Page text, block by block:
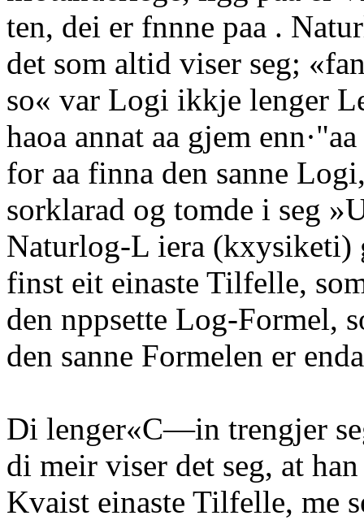
ten, dei er fnnne paa .
det som altid viser seg;
so« var Logi ikkje lenger
haoa annat aa gjem
for aa finna den sanne
sorklarad og tomde i seg
Naturlog-L iera (kxysiketi)
finst eit einaste Tilfelle,
den nppsette Log-Formel,
den sanne Formelen er
Di lenger«C—in trengjer
di meir viser det seg, at
Kvaist einaste Tilfelle, me